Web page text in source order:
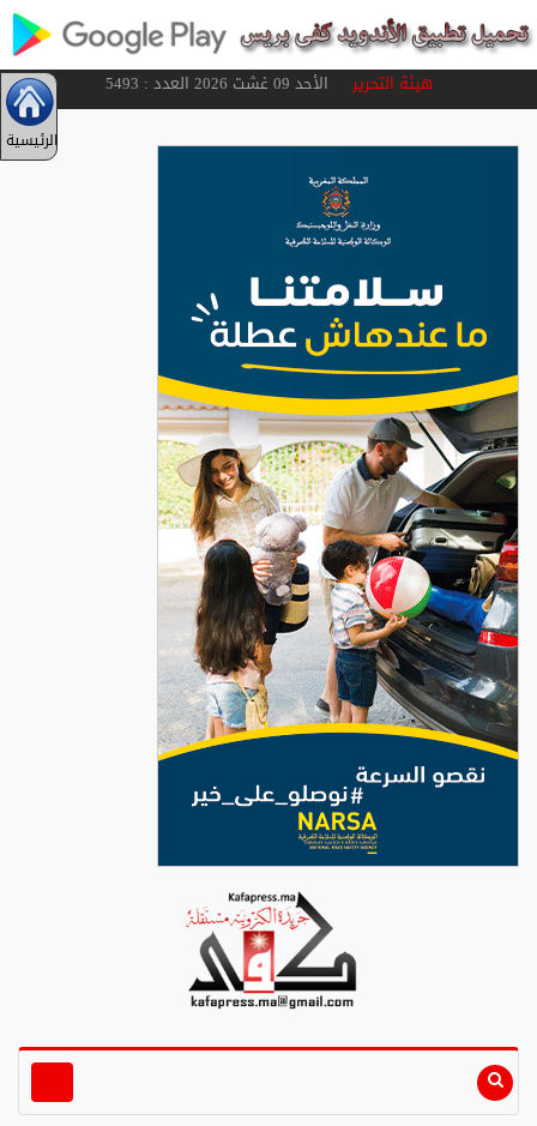
هيئة التحريرالأحد 09 غشت 2026 العدد : 5493
الرئيسية